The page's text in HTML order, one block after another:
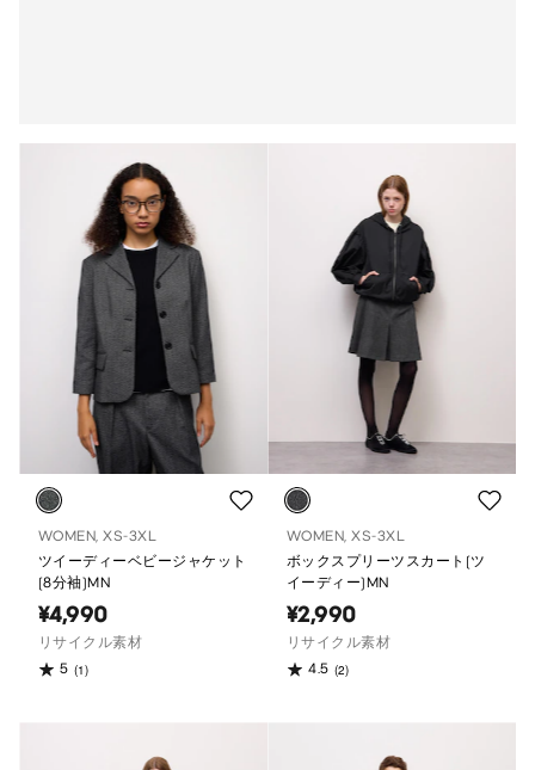
WOMEN, XS-3XL
ツイーディーベビージャケット
(8分袖)MN
¥4,990
リサイクル素材
5 (1)
WOMEN, XS-3XL
ボックスプリーツスカート(ツ
イーディー)MN
¥2,990
リサイクル素材
4.5 (2)